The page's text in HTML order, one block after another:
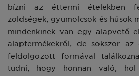
bízni az éttermi ételekben
zöldségek, gyümölcsök és húsok
mindenkinek van egy alapvető
alaptermékekről, de sokszor
feldolgozott formával
tudni, hogy honnan való, hol